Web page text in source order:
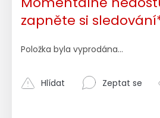
zapněte si
Položka byla vyprodána…
Zeptat se
Hlídat